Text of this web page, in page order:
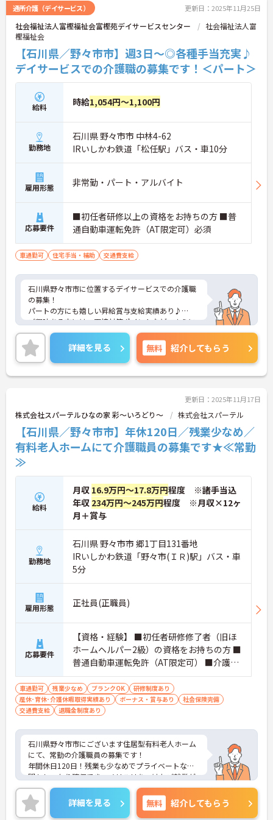
通所介護（デイサービス） 更新日：2025年11月25日
社会福祉法人富樫福祉会富樫苑デイサービスセンター
社会福祉法人富
樫福祉会
【石川県／野々市市】週3日～◎各種手当充実♪
デイサービスでの介護職の募集です！＜パート＞
給料 時給1,054円～1,100円
勤務地
石川県 野々市市 中林4-62
IRいしかわ鉄道「松任駅」バス・車10分
雇用形態 非常勤・パート・アルバイト
応募要件
■初任者研修以上の資格をお持ちの方 ■普
通自動車運転免許（AT限定可）必須
車通勤可 住宅手当・補助 交通費支給
石川県野々市市に位置するデイサービスでの介護職
の募集！
パートの方にも嬉しい昇給賞与支給実績あり♪
ご興味ある方には、面接対策ポイントなど、さらに
詳細をお話しいたしますのでお気軽にご相談くださ
い！
詳細を見る 無料 紹介してもらう
更新日：2025年11月17日
株式会社スパーテルひなの家 彩～いろどり～ 株式会社スパーテル
【石川県／野々市市】年休120日／残業少なめ／
有料老人ホームにて介護職員の募集です★≪常勤
≫
給料
月収 16.9万円～17.8万円程度 ※諸手当込
年収 234万円～245万円程度 ※月収×12ヶ
月＋賞与
勤務地
石川県 野々市市 郷1丁目131番地
IRいしかわ鉄道「野々市(ＩＲ)駅」バス・車
5分
雇用形態 正社員(正職員)
応募要件
【資格・経験】 ■初任者研修修了者（旧ほ
ホームヘルパー2級）の資格をお持ちの方 ■
普通自動車運転免許（AT限定可） ■介護施
設での勤務経験がある方
車通勤可 残業少なめ ブランクOK
研修制度あり
産休･育休･介護休暇取得実績あり
ボーナス・賞与あり
社会保険完備
交通費支給
退職金制度あり
石川県野々市市にございます住居型有料老人ホーム
にて、常勤の介護職員の募集です！
年間休日120日！残業も少なめでプライベートな時
間もしっかり確保でき、メリハリをつけたご就業が
可能です◎
研修制度もあり、働きながらスキルアップできるの
もおすすめポイントです♪
詳細を見る 無料 紹介してもらう